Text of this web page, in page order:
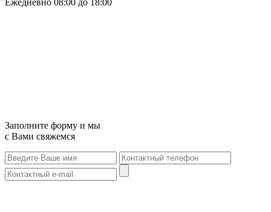
Ежедневно 08:00 до 18:00
Заполните форму и мы
с Вами свяжемся